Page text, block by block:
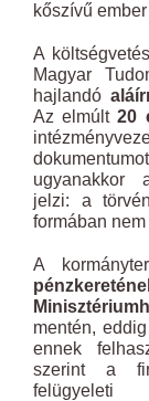
kőszívű
A
Magyar
hajlandó
Az elmúlt20
ugyanakkor
jelzi: a
formában
A
mentén,
ennek
szerint a
felügyeleti